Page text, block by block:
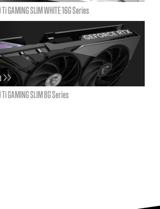
GAMING SLIM WHITE 16G Series
>>
GAMING SLIM 8G Series